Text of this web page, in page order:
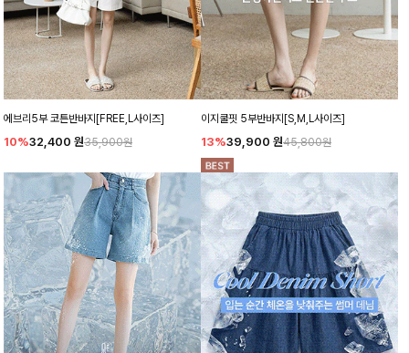
에브리5부 코튼반바지[FREE,L사이즈]
10%32,400 원35,900원
이지쿨핏 5부반바지[S,M,L사이즈]
13%39,900 원45,800원